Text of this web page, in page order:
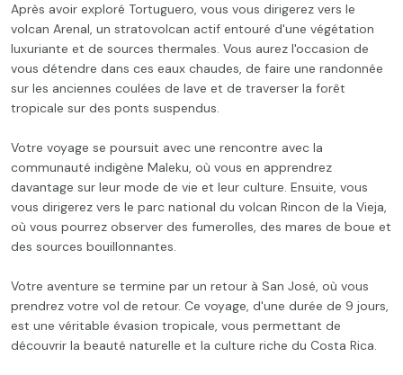
Après avoir exploré Tortuguero, vous vous dirigerez vers le
volcan Arenal, un stratovolcan actif entouré d'une végétation
luxuriante et de sources thermales. Vous aurez l'occasion de
vous détendre dans ces eaux chaudes, de faire une randonnée
sur les anciennes coulées de lave et de traverser la forêt
tropicale sur des ponts suspendus.
Votre voyage se poursuit avec une rencontre avec la
communauté indigène Maleku, où vous en apprendrez
davantage sur leur mode de vie et leur culture. Ensuite, vous
vous dirigerez vers le parc national du volcan Rincon de la Vieja,
où vous pourrez observer des fumerolles, des mares de boue et
des sources bouillonnantes.
Votre aventure se termine par un retour à San José, où vous
prendrez votre vol de retour. Ce voyage, d'une durée de 9 jours,
est une véritable évasion tropicale, vous permettant de
découvrir la beauté naturelle et la culture riche du Costa Rica.